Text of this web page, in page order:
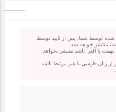
شده توسط شما، پس از تایید توسط
منتشر خواهد شد.
یا افترا باشد منتشر نخواهد
از زبان فارسی یا غیر مرتبط باشد